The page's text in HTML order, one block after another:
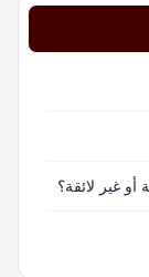
غير لائقة؟